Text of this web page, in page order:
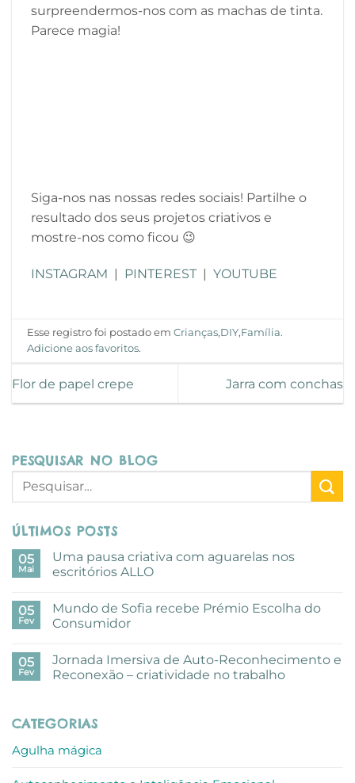
surpreendermos-nos com as machas de tinta.
Parece magia!
Siga-nos nas nossas redes sociais! Partilhe o
resultado dos seus projetos criativos e
mostre-nos como ficou 😉
INSTAGRAM | PINTEREST | YOUTUBE
Esse registro foi postado emCrianças,DIY,Família.
Adicione aos favoritos.
Flor de papel crepe Jarra com conchas
PESQUISAR NO BLOG
ÚLTIMOS POSTS
05
Mai
Uma pausa criativa com aguarelas nos
escritórios ALLO
em
Uma
pausa
aguarelas
nos
escritórios
05
Fev
Mundo de Sofia recebe Prémio Escolha do
Consumidor
em
Mundo
de
Escolha
do
05
Fev
Jornada Imersiva de Auto-Reconhecimento e
Reconexão – criatividade no trabalho
Jornada
Imersiva
Auto-
CATEGORIAS
Agulha mágica